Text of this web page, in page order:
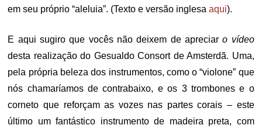
em seu próprio “aleluia”. (Texto e versão inglesaaqui).
E aqui sugiro que vocês não deixem de apreciaro vídeo
desta realização do Gesualdo Consort de Amsterdã. Uma,
pela própria beleza dos instrumentos, como o “violone” que
nós chamaríamos de contrabaixo, e os 3 trombones e o
corneto que reforçam as vozes nas partes corais – este
último um fantástico instrumento de madeira preta, com